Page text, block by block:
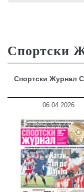
Спортски
Спортски Журнал
06.04.2026